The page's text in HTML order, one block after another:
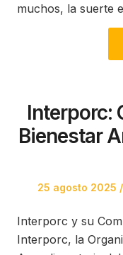
muchos, la suerte
Interporc:
Bienestar
Posted
25 agosto 2025
Interporc y su
Interporc, la